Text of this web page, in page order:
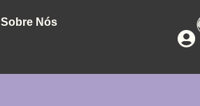
Sobre Nós